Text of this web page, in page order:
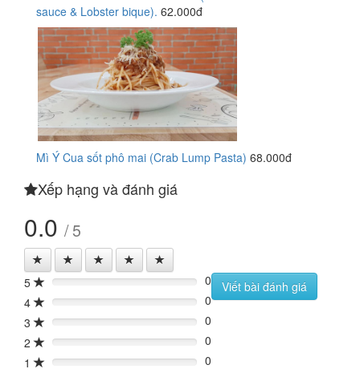
sauce & Lobster bique). 62.000đ
Mì Ý Cua sốt phô mai (Crab Lump Pasta) 68.000đ
Xếp hạng và đánh giá
0.0 / 5
5 0%
0
4
0%
0
3
0%
0
2
0%
0
1
0% 0
Viết bài đánh giá